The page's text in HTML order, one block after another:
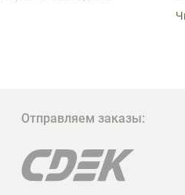
Отправляем заказы: